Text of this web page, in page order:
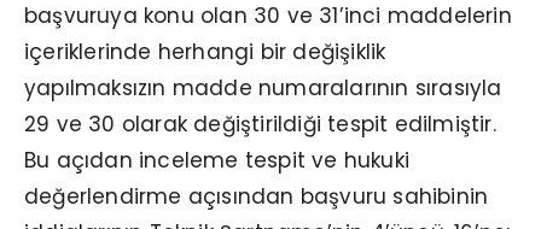
başvuruya konu olan 30 ve 31’inci maddelerin
içeriklerinde herhangi bir değişiklik
yapılmaksızın madde numaralarının sırasıyla
29 ve 30 olarak değiştirildiği tespit edilmiştir.
Bu açıdan inceleme tespit ve hukuki
değerlendirme açısından başvuru sahibinin